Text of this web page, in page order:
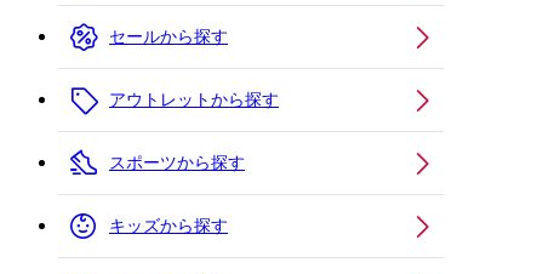
セールから探す
アウトレットから探す
スポーツから探す
キッズから探す